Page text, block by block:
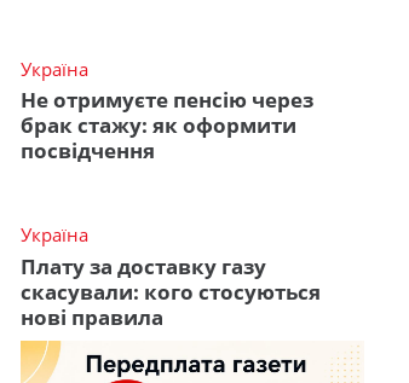
Україна
Не отримуєте пенсію через
брак стажу: як оформити
посвідчення
Україна
Плату за доставку газу
скасували: кого стосуються
нові правила